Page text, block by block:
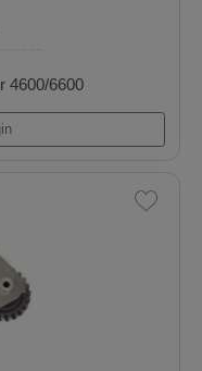
Courier Zetec 1.0